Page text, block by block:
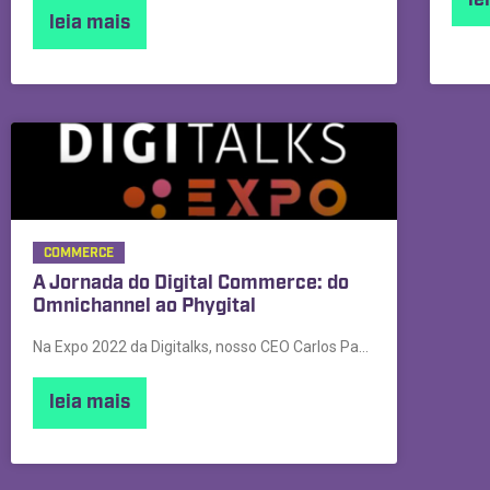
leia mais
COMMERCE
A Jornada do Digital Commerce: do
Omnichannel ao Phygital
leia mais